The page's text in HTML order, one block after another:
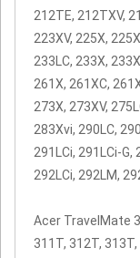
212TE, 212TXV,
223XV, 225X,
233LC, 233X,
261X, 261XC,
273X, 273XV,
283Xvi, 290LC,
291LCi, 291LCi-G,
292LCi, 292LM,
Acer TravelMate
311T, 312T,